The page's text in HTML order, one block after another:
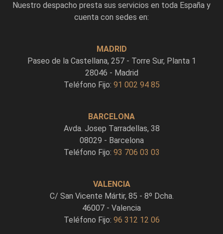
Nuestro despacho presta sus servicios en toda España y
cuenta con sedes en:
MADRID
Paseo de la Castellana, 257 - Torre Sur, Planta 1
28046 - Madrid
Teléfono Fijo: 91 002 94 85
BARCELONA
Avda. Josep Tarradellas, 38
08029 - Barcelona
Teléfono Fijo: 93 706 03 03
VALENCIA
C/ San Vicente Mártir, 85 - 8º Dcha.
46007 - Valencia
Teléfono Fijo: 96 312 12 06